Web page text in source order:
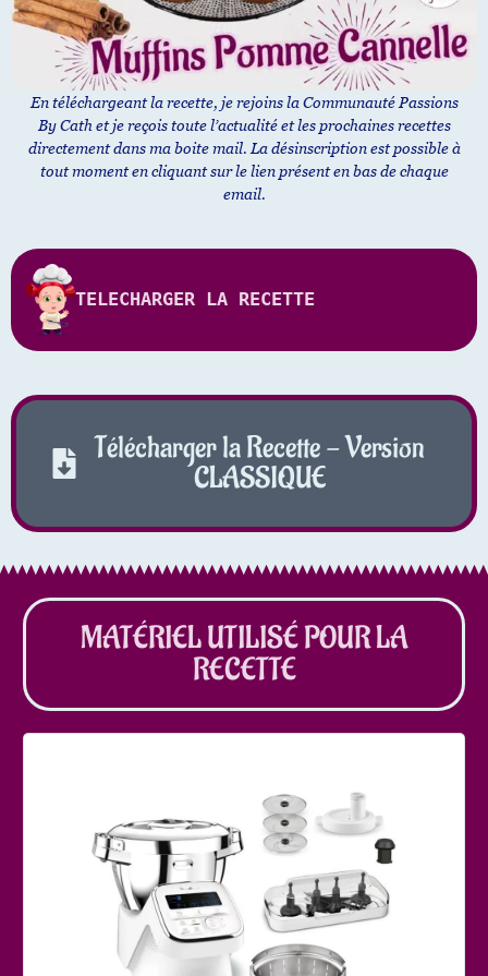
En téléchargeant la recette, je rejoins la Communauté Passions
By Cath et je reçois toute l’actualité et les prochaines recettes
directement dans ma boite mail. La désinscription est possible à
tout moment en cliquant sur le lien présent en bas de chaque
email.
TELECHARGER LA RECETTE
Télécharger la Recette - Version
CLASSIQUE
MATÉRIEL UTILISÉ POUR LA
RECETTE